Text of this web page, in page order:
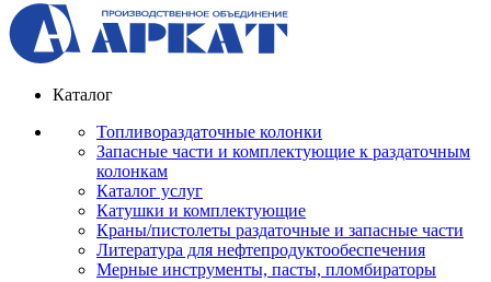
Каталог
Топливораздаточные колонки
Запасные части и комплектующие к раздаточным
колонкам
Каталог услуг
Катушки и комплектующие
Краны/пистолеты раздаточные и запасные части
Литература для нефтепродуктообеспечения
Мерные инструменты, пасты, пломбираторы